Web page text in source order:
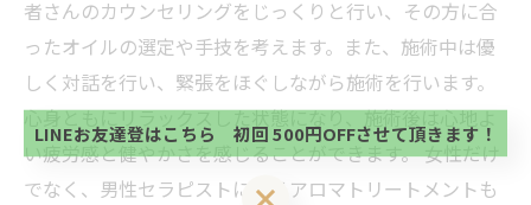
者さんのカウンセリングをじっくりと行い、その方に合
ったオイルの選定や手技を考えます。また、施術中は優
しく対話を行い、緊張をほぐしながら施術を行います。
心身ともにリラックスした状態になり、施術後は心地よ
い疲労感と健やかさを感じることができます。 女性だけ
でなく、男性セラピストによるアロマトリートメントも
当サロンの公式LINE@にお友達登録頂いたお客様は
方、不必要な方 お手数ですが、✖印でお閉じ下さ
い。
LINEお友達登はこちら 初回 500円OFFさせて頂きます！
当サロンの公式LINE@にお友達登録頂いたお客様は
初回 500円OFFさせて頂きます。 既に 追加済の
い。
LINEお友達登はこちら 初回 500円OFFさせて頂きます！